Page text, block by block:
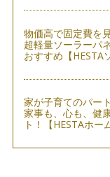
物価高で固定費を
超軽量ソーラーパ
おすすめ【HESTA
家が子育てのパー
家事も、心も、健
ト！【HESTAホー